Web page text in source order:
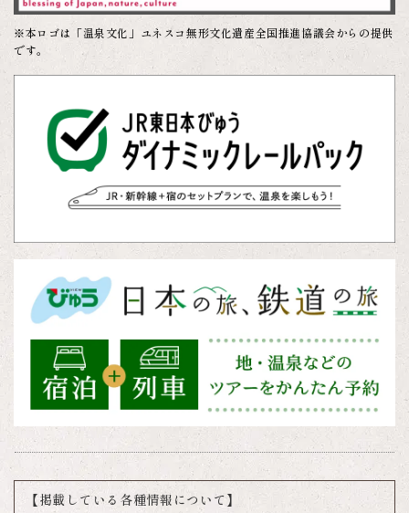
※本ロゴは「温泉文化」ユネスコ無形文化遺産全国推進協議会からの提供
です。
【掲載している各種情報について】